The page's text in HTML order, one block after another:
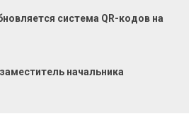
система QR-кодов на
начальника